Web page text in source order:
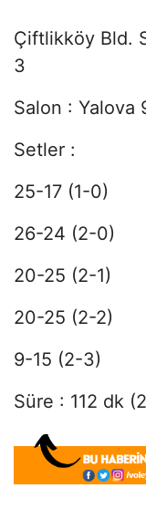
Çiftlikköy Bld.
3
Salon : Yalova
Setler :
25-17 (1-0)
26-24 (2-0)
20-25 (2-1)
20-25 (2-2)
9-15 (2-3)
Süre : 112 dk